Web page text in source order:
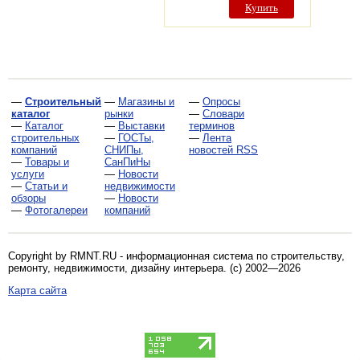
Купить
— Строительный
каталог
— Каталог
строительных
компаний
— Товары и
услуги
— Статьи и
обзоры
— Фотогалереи
— Магазины и
рынки
— Выставки
— ГОСТы,
СНИПы,
СанПиНы
— Новости
недвижимости
— Новости
компаний
— Опросы
— Словари
терминов
— Лента
новостей RSS
Copyright by RMNT.RU - информационная система по строительству,
ремонту, недвижимости, дизайну интерьера. (c) 2002—2026
Карта сайта